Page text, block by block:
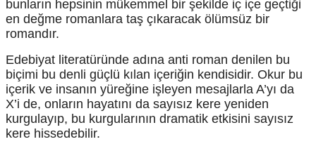
bunların hepsinin mükemmel bir şekilde iç içe geçtiği
en değme romanlara taş çıkaracak ölümsüz bir
romandır.
Edebiyat literatüründe adına anti roman denilen bu
biçimi bu denli güçlü kılan içeriğin kendisidir. Okur bu
içerik ve insanın yüreğine işleyen mesajlarla A’yı da
X’i de, onların hayatını da sayısız kere yeniden
kurgulayıp, bu kurgularının dramatik etkisini sayısız
kere hissedebilir.